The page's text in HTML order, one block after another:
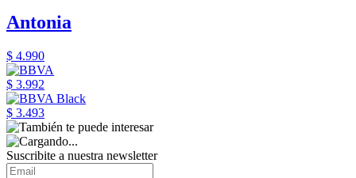
Antonia
$ 4.990
$ 3.992
$ 3.493
Suscribite a nuestra newsletter